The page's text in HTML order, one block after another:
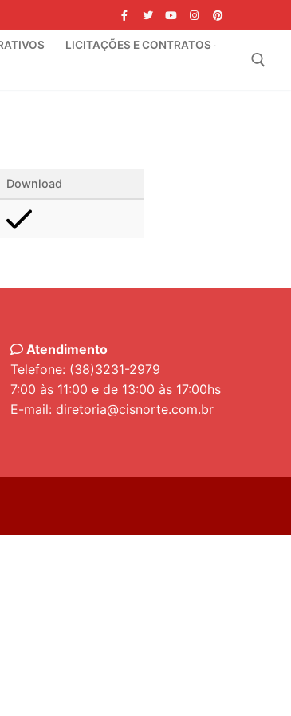
LICITAÇÕES E CONTRATOS
Download
Atendimento
Telefone: (38)3231-2979
7:00 às 11:00 e de 13:00 às 17:00hs
E-mail: diretoria@cisnorte.com.br